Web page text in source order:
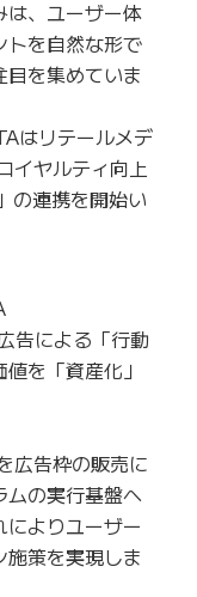
は、ユーザー体
トを自然な形で
を集めていま
はリテールメデ
イヤルティ向上
の連携を開始い
告による「行動
を「資産化」
広告枠の販売に
ムの実行基盤へ
よりユーザー
策を実現しま